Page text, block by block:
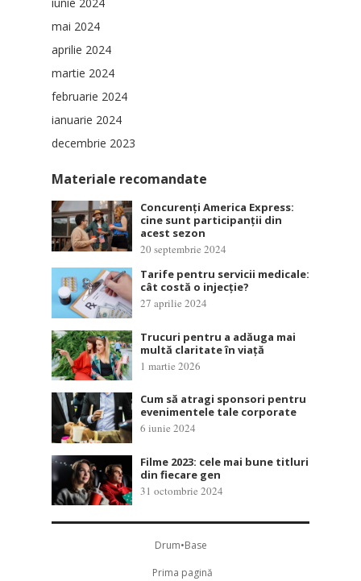
mai 2024
aprilie 2024
martie 2024
februarie 2024
ianuarie 2024
decembrie 2023
Materiale recomandate
Concurenți America Express:
cine sunt participanții din
acest sezon
20 septembrie 2024
Tarife pentru servicii medicale:
cât costă o injecție?
27 aprilie 2024
Trucuri pentru a adăuga mai
multă claritate în viață
1 martie 2026
Cum să atragi sponsori pentru
evenimentele tale corporate
6 iunie 2024
Filme 2023: cele mai bune titluri
din fiecare gen
31 octombrie 2024
Drum•Base
Prima pagină